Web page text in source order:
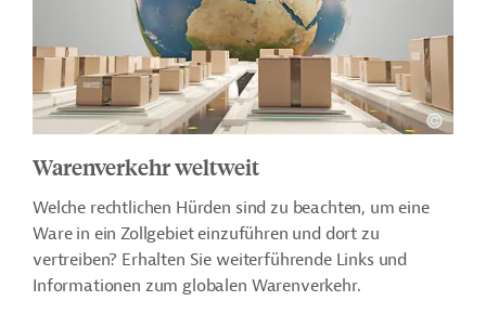
Warenverkehr weltweit
Welche rechtlichen Hürden sind zu beachten, um eine
Ware in ein Zollgebiet einzuführen und dort zu
vertreiben? Erhalten Sie weiterführende Links und
Informationen zum globalen Warenverkehr.